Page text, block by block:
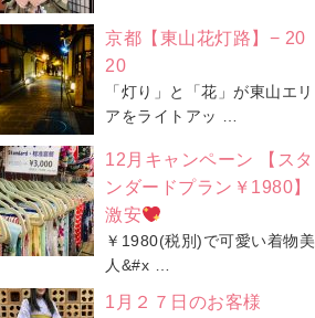
京都【東山花灯路】− 20
20
「灯り」と「花」が東山エリ
アをライトアッ …
12月キャンペーン 【スタ
ンダードプラン￥1980】
激安
￥1980(税別)で可愛い着物美
人&#x …
1月２７日のお客様